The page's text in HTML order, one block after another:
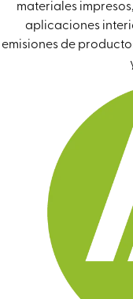
materiales
aplicaciones
emisiones de